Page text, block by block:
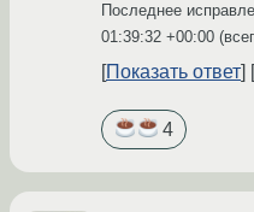
Последнее
01:39:32 +00:00
Показать ответ
4